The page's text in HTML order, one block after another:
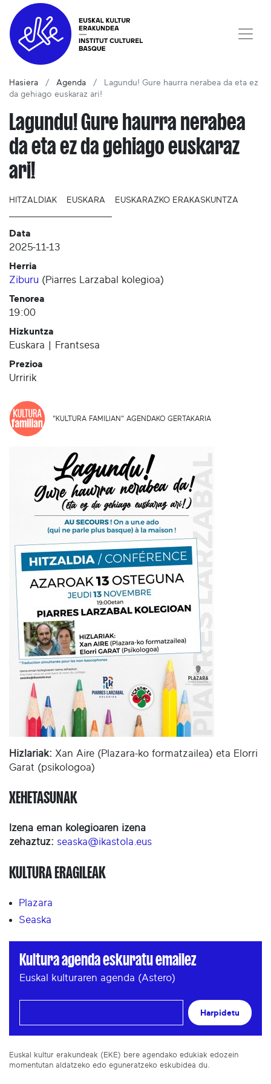
Hasiera Agenda
Lagundu! Gure haurra nerabea da eta ez
da gehiago euskaraz ari!
Lagundu! Gure haurra nerabea
da eta ez da gehiago euskaraz
ari!
HITZALDIAK EUSKARA EUSKARAZKO ERAKASKUNTZA
Data
2025-11-13
Herria
Ziburu (Piarres Larzabal kolegioa)
Tenorea
19:00
Hizkuntza
Euskara | Frantsesa
Prezioa
Urririk
"KULTURA FAMILIAN" AGENDAKO GERTAKARIA
Hizlariak: Xan Aire (Plazara-ko formatzailea) eta Elorri
Garat (psikologoa)
XEHETASUNAK
Izena eman kolegioaren izena
zehaztuz: seaska@ikastola.eus
KULTURA ERAGILEAK
Plazara
Seaska
Kultura agenda eskuratu emailez
Euskal kulturaren agenda (Astero)
Harpidetu
Euskal kultur erakundeak (EKE) bere agendako edukiak edozein
momentutan aldatzeko edo eguneratzeko eskubidea du.